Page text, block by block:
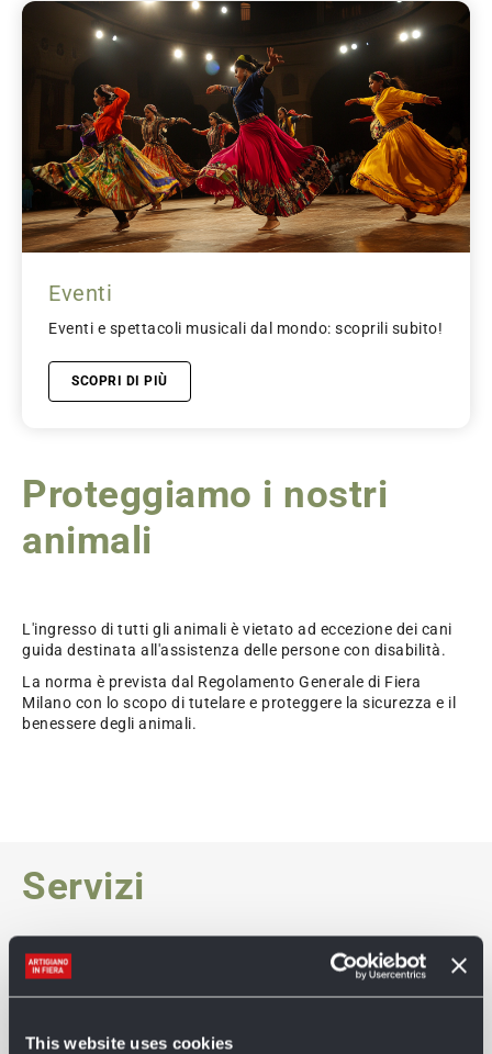
This website uses cookies
Eventi
Eventi e spettacoli musicali dal mondo: scoprili subito!
SCOPRI DI PIÙ
Proteggiamo i nostri
animali
L'ingresso di tutti gli animali è vietato ad eccezione dei cani
guida destinata all'assistenza delle persone con disabilità.
La norma è prevista dal Regolamento Generale di Fiera
Milano con lo scopo di tutelare e proteggere la sicurezza e il
benessere degli animali.
Servizi